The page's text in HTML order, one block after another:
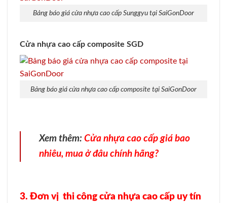
Bảng báo giá cửa nhựa cao cấp Sunggyu tại SaiGonDoor
Cửa nhựa cao cấp composite SGD
Bảng báo giá cửa nhựa cao cấp composite tại SaiGonDoor
Xem thêm: Cửa nhựa cao cấp giá bao
nhiêu, mua ở đâu chính hãng?
3. Đơn vị thi công cửa nhựa cao cấp uy tín